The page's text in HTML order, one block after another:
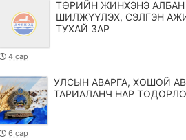
ТӨРИЙН ЖИНХЭНЭ АЛБАН
ШИЛЖҮҮЛЭХ, СЭЛГЭН
ТУХАЙ ЗАР
4 сар
УЛСЫН АВАРГА, ХОШОЙ
ТАРИАЛАНЧ НАР
6 сар